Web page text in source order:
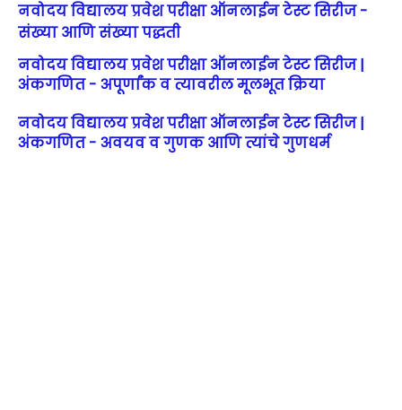
नवोदय विद्यालय प्रवेश परीक्षा ऑनलाईन टेस्ट सिरीज -
संख्या आणि संख्या पद्धती
नवोदय विद्यालय प्रवेश परीक्षा ऑनलाईन टेस्ट सिरीज |
अंकगणित - अपूर्णांक व त्यावरील मूलभूत क्रिया
नवोदय विद्यालय प्रवेश परीक्षा ऑनलाईन टेस्ट सिरीज |
अंकगणित - अवयव व गुणक आणि त्यांचे गुणधर्म